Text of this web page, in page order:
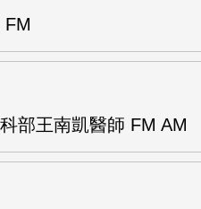
FM
部王南凱醫師 FM AM